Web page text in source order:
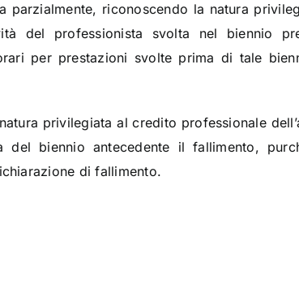
parzialmente, riconoscendo la natura
del professionista svolta nel biennio
per prestazioni svolte prima di tale
privilegiata al credito professionale
del biennio antecedente il fallimento,
di fallimento.